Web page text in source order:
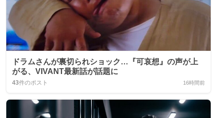
ドラムさんが裏切られショック…『可哀想』の声が上
がる、VIVANT最新話が話題に
43件のポスト 16時間前